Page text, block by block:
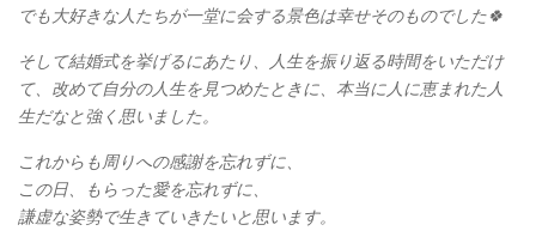
でも大好きな人たちが一堂に会する景色は幸せそのものでした🍀
そして結婚式を挙げるにあたり、人生を振り返る時間をいただけ
て、改めて自分の人生を見つめたときに、本当に人に恵まれた人
生だなと強く思いました。
これからも周りへの感謝を忘れずに、
この日、もらった愛を忘れずに、
謙虚な姿勢で生きていきたいと思います。